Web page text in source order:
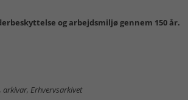
og arbejdsmiljø gennem 150 år.
arkivar, Erhvervsarkivet